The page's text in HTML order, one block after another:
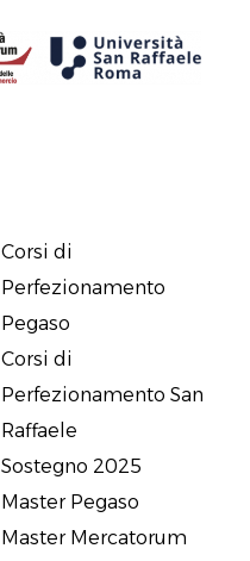
Corsi di
Perfezionamento
Pegaso
Corsi di
Perfezionamento San
Raffaele
Sostegno 2025
Master Pegaso
Master Mercatorum